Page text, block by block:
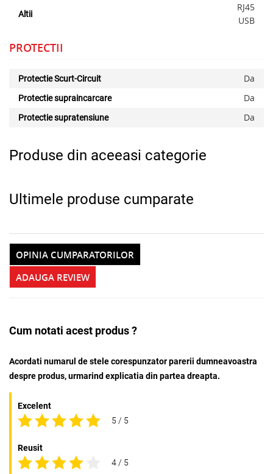
Altii
RJ45
USB
PROTECTII
Protectie Scurt-Circuit Da
Protectie supraincarcare Da
Protectie supratensiune Da
Produse din aceeasi categorie
Ultimele produse cumparate
ADAUGA REVIEW
OPINIA CUMPARATORILOR
Cum notati acest produs ?
Acordati numarul de stele corespunzator parerii dumneavoastra
despre produs, urmarind explicatia din partea dreapta.
Excelent
5 / 5
Reusit
4 / 5